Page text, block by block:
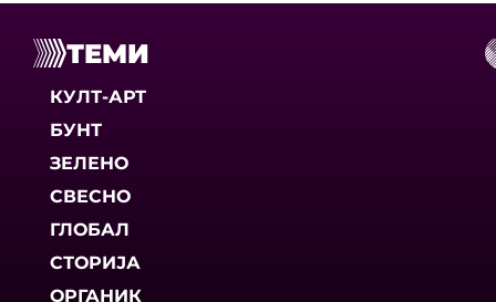
ТЕМИ
КУЛТ-АРТ
БУНТ
ЗЕЛЕНО
СВЕСНО
ГЛОБАЛ
СТОРИЈА
ОРГАНИК